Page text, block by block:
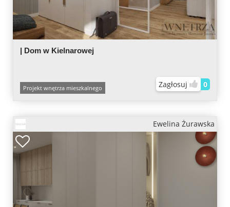
| Dom w Kielnarowej
Projekt wnętrza mieszkalnego Zagłosuj 0
Ewelina Żurawska